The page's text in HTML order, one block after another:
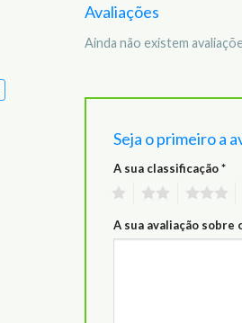
Avaliações
Ainda não existem
Seja o primeiro a
A sua classificação*
A sua avaliação sobre